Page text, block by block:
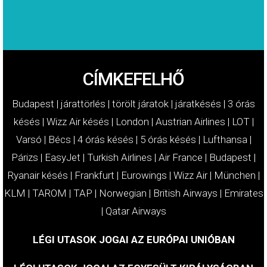
CÍMKEFELHŐ
Budapest | járattörlés | törölt járatok | járatkésés | 3 órás
késés | Wizz Air késés | London | Austrian Airlines | LOT|
Varsó | Bécs | 4 órás késés | 5 órás késés | Lufthansa |
Párizs | EasyJet | Turkish Airlines | Air France | Budapest |
Ryanair késés | Frankfurt | Eurowings | Wizz Air| München |
KLM | TAROM | TAP | Norwegian | British Airways | Emirates
| Qatar Airways
LÉGI UTASOK JOGAI AZ EURÓPAI UNIÓBAN